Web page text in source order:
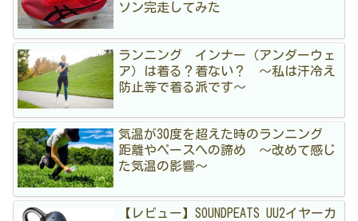
ソン完走してみた
ランニング インナー（アンダーウェ
ア）は着る？着ない？ 〜私は汗冷え
防止等で着る派です〜
気温が30度を超えた時のランニング
距離やペースへの諦め 〜改めて感じ
た気温の影響〜
【レビュー】SOUNDPEATS UU2イヤーカ